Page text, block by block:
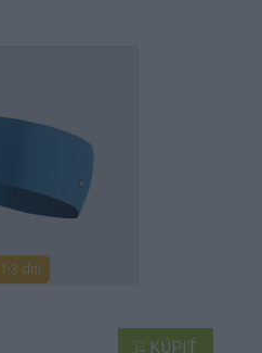
1-3 dní
KÚPIŤ